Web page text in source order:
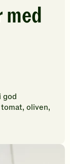
god
oliven,